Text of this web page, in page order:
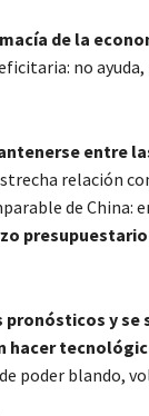
de la
no
entre
relación
de China:
pronósticos y
hacer
poder blando,